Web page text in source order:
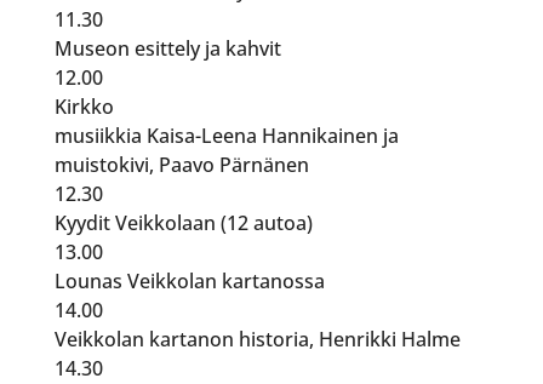
11.30
Museon esittely ja kahvit
12.00
Kirkko
musiikkia Kaisa-Leena Hannikainen ja
muistokivi, Paavo Pärnänen
12.30
Kyydit Veikkolaan (12 autoa)
13.00
Lounas Veikkolan kartanossa
14.00
Veikkolan kartanon historia, Henrikki Halme
14.30